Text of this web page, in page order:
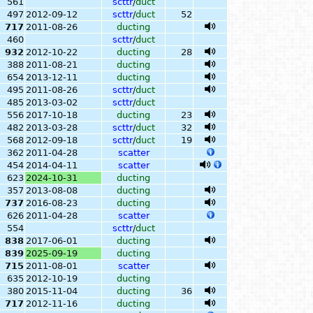
497 2012-09-12 scttr/duct
52
717 2011-08-26
ducting
460
scttr/duct
932 2012-10-22 ducting
28
388 2011-08-21
ducting
654 2013-12-11
ducting
495 2011-08-26 scttr/duct
485 2013-03-02 scttr/duct
556 2017-10-18 ducting
23
482 2013-03-28 scttr/duct
32
568 2012-09-18 scttr/duct
19
362 2011-04-28
scatter
454 2014-04-11
scatter
623 2024-10-31
ducting
357 2013-08-08
ducting
737 2016-08-23
ducting
626 2011-04-28
scatter
554
scttr/duct
838 2017-06-01
ducting
839 2025-09-19
ducting
715 2011-08-01
scatter
635 2012-10-19
ducting
380 2015-11-04 ducting
36
717 2012-11-16
ducting